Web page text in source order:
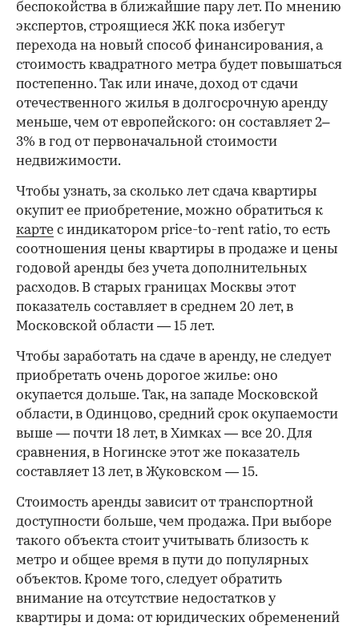
беспокойства в ближайшие пару лет. По мнению
экспертов, строящиеся ЖК пока избегут
перехода на новый способ финансирования, а
стоимость квадратного метра будет повышаться
постепенно. Так или иначе, доход от сдачи
отечественного жилья в долгосрочную аренду
меньше, чем от европейского: он составляет 2–
3% в год от первоначальной стоимости
недвижимости.
Чтобы узнать, за сколько лет сдача квартиры
окупит ее приобретение, можно обратиться к
карте с индикатором price-to-rent ratio, то есть
соотношения цены квартиры в продаже и цены
годовой аренды без учета дополнительных
расходов. В старых границах Москвы этот
показатель составляет в среднем 20 лет, в
Московской области — 15 лет.
Чтобы заработать на сдаче в аренду, не следует
приобретать очень дорогое жилье: оно
окупается дольше. Так, на западе Московской
области, в Одинцово, средний срок окупаемости
выше — почти 18 лет, в Химках — все 20. Для
сравнения, в Ногинске этот же показатель
составляет 13 лет, в Жуковском — 15.
Стоимость аренды зависит от транспортной
доступности больше, чем продажа. При выборе
такого объекта стоит учитывать близость к
метро и общее время в пути до популярных
объектов. Кроме того, следует обратить
внимание на отсутствие недостатков у
квартиры и дома: от юридических обременений